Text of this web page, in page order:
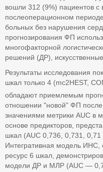
вошли 312 (9%) пациентов с
послеоперационном
больных без нарушения
прогнозирования ФП
многофакторной
решений (ДР),
Результаты исследования
шкал только 4 (mc2HEST,
обладают приемлемым
отношении "новой" ФП
значениями метрики AUC в
основе предикторов,
шкал (AUC 0,736, 0,731, 0,71
Интегративная модель ИНС,
ресурс 6 шкал,
модели ДР и МЛР (AUC —